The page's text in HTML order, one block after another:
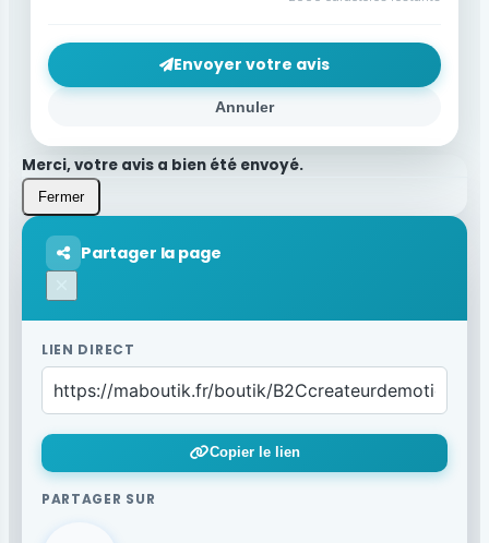
Annuler
Envoyer votre avis
Merci, votre avis a bien été envoyé.
Fermer
Partager la page
LIEN DIRECT
Copier le lien
PARTAGER SUR